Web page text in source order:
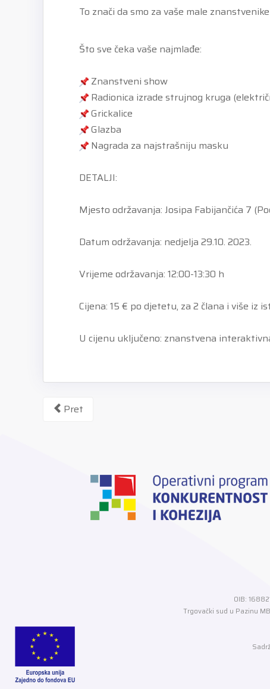
To znači da smo za vaše male
Što sve čeka vaše najmlađe:
Znanstveni show
Radionica izrade strujnog kruga
Grickalice
Glazba
Nagrada za najstrašniju masku
DETALJI:
Mjesto održavanja: Josipa Fabijančića 7
Datum održavanja: nedjelja 29.10. 2023.
Vrijeme održavanja: 12:00-13:30 h
Cijena: 15 € po djetetu, za 2 člana i više iz
U cijenu uključeno: znanstvena
Pret
OIB:
Trgovački sud u Pazinu